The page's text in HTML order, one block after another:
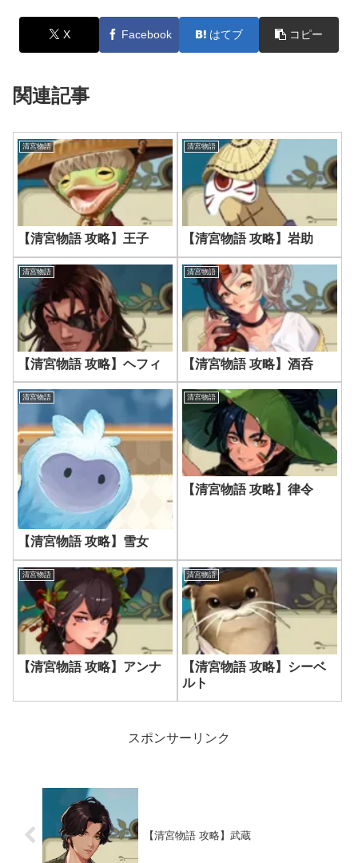
X Facebook はてブ コピー
関連記事
清宮物語
【清宮物語 攻略】王子
清宮物語
【清宮物語 攻略】岩助
清宮物語
【清宮物語 攻略】ヘフィ
清宮物語
【清宮物語 攻略】酒呑
清宮物語
【清宮物語 攻略】雪女
清宮物語
【清宮物語 攻略】律令
清宮物語
【清宮物語 攻略】アンナ
清宮物語
【清宮物語 攻略】シーベ
ルト
スポンサーリンク
【清宮物語 攻略】武蔵